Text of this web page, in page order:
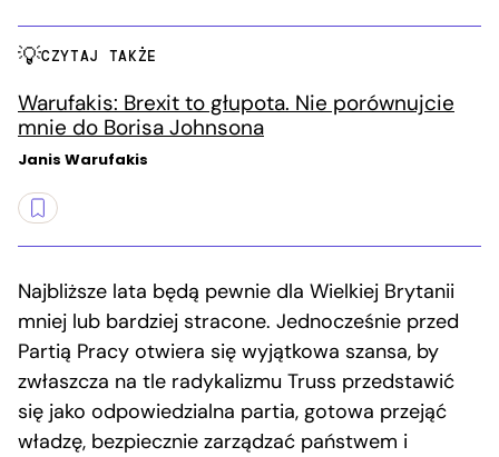
CZYTAJ TAKŻE
Warufakis: Brexit to głupota. Nie porównujcie
mnie do Borisa Johnsona
Janis Warufakis
Najbliższe lata będą pewnie dla Wielkiej Brytanii
mniej lub bardziej stracone. Jednocześnie przed
Partią Pracy otwiera się wyjątkowa szansa, by
zwłaszcza na tle radykalizmu Truss przedstawić
się jako odpowiedzialna partia, gotowa przejąć
władzę, bezpiecznie zarządzać państwem i